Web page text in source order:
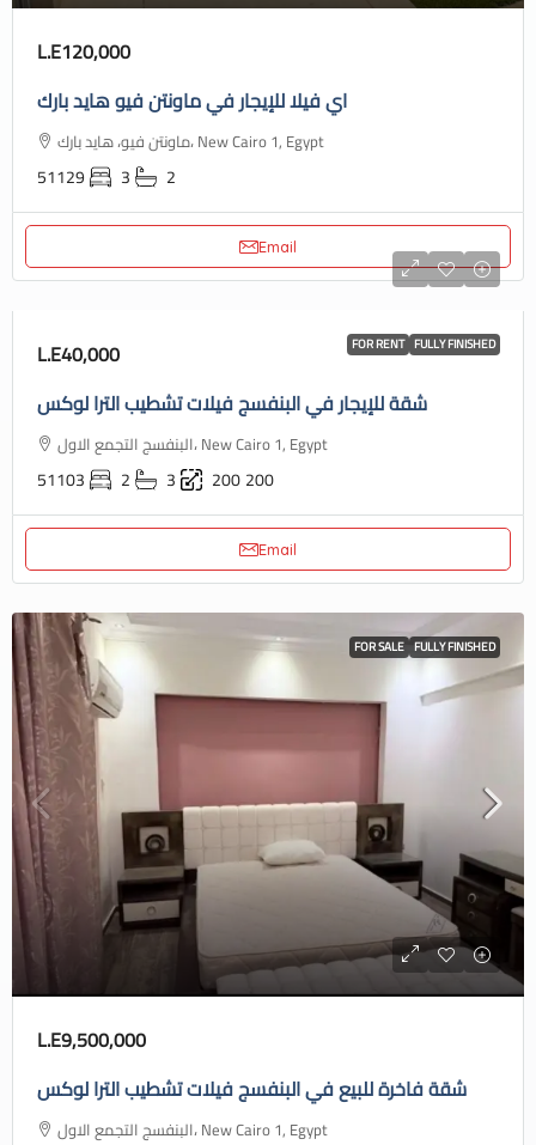
L.E120,000
اي فيلا للإيجار في ماونتن فيو هايد بارك
ماونتن فيو، هايد بارك، New Cairo 1, Egypt
51129 3 2
Email
FOR RENT FULLY FINISHED
L.E40,000
شقة للإيجار في البنفسج فيلات تشطيب الترا لوكس
البنفسج التجمع الاول، New Cairo 1, Egypt
51103 2 3 200200
Email
FOR SALE FULLY FINISHED
L.E9,500,000
شقة فاخرة للبيع في البنفسج فيلات تشطيب الترا لوكس
البنفسج التجمع الاول، New Cairo 1, Egypt